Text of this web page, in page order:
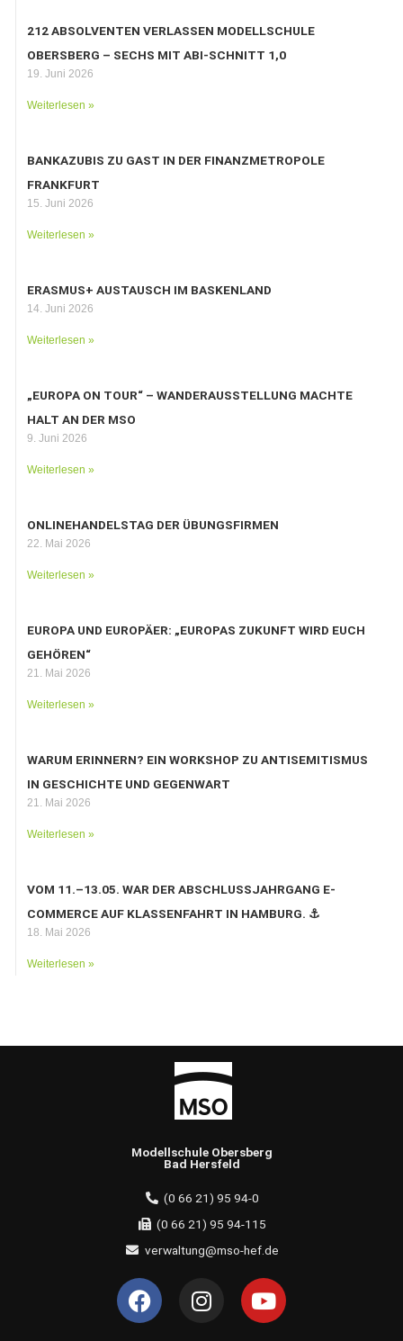
212 ABSOLVENTEN VERLASSEN MODELLSCHULE
OBERSBERG – SECHS MIT ABI-SCHNITT 1,0
19. Juni 2026
Weiterlesen »
BANKAZUBIS ZU GAST IN DER FINANZMETROPOLE
FRANKFURT
15. Juni 2026
Weiterlesen »
ERASMUS+ AUSTAUSCH IM BASKENLAND
14. Juni 2026
Weiterlesen »
„EUROPA ON TOUR“ – WANDERAUSSTELLUNG MACHTE
HALT AN DER MSO
9. Juni 2026
Weiterlesen »
ONLINEHANDELSTAG DER ÜBUNGSFIRMEN
22. Mai 2026
Weiterlesen »
EUROPA UND EUROPÄER: „EUROPAS ZUKUNFT WIRD EUCH
GEHÖREN“
21. Mai 2026
Weiterlesen »
WARUM ERINNERN? EIN WORKSHOP ZU ANTISEMITISMUS
IN GESCHICHTE UND GEGENWART
21. Mai 2026
Weiterlesen »
VOM 11.–13.05. WAR DER ABSCHLUSSJAHRGANG E-
COMMERCE AUF KLASSENFAHRT IN HAMBURG. ⚓️
18. Mai 2026
Weiterlesen »
Modellschule Obersberg
Bad Hersfeld
(0 66 21) 95 94-0
(0 66 21) 95 94-115
verwaltung@mso-hef.de
F
a
I
n
Y
o